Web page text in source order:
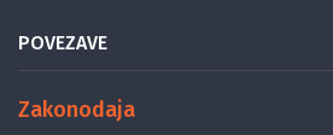
POVEZAVE
Zakonodaja